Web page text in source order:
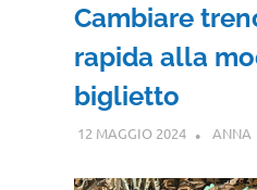
Cambiare
rapida alla
biglietto
12 MAGGIO 2024 ANNA